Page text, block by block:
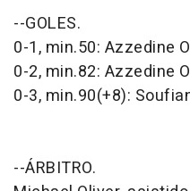
--GOLES.
0-1, min.50: Azzedine
0-2, min.82: Azzedine
0-3, min.90(+8):
--ÁRBITRO.